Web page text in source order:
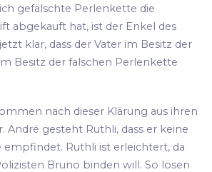
gefälschte Perlenkette die
abgekauft hat, ist der Enkel des
klar, dass der Vater im Besitz der
Besitz der falschen Perlenkette
nach dieser Klärung aus ihren
André gesteht Ruthli, dass er keine
empfindet. Ruthli ist erleichtert, da
Bruno binden will. So lösen